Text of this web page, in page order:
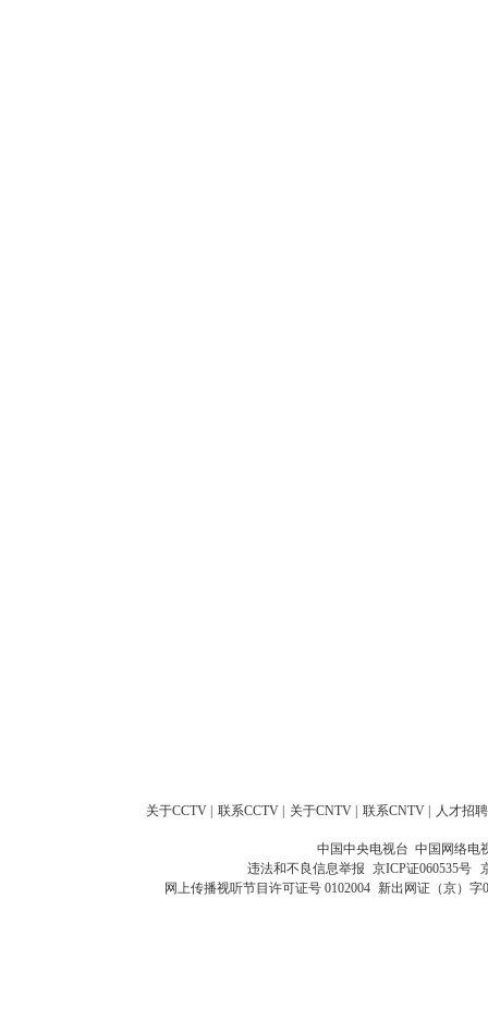
关于CCTV 联系CCTV 关于CNTV 联系CNTV 人才招聘
中国中央电视台 中国网络电
违法和不良信息举报 京ICP证060535号
网上传播视听节目许可证号 0102004 新出网证（京）